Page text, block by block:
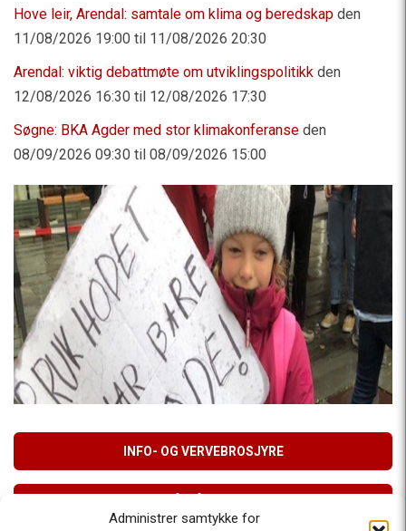
Administrer samtykke for
Hove leir, Arendal: samtale om klima og beredskap den
11/08/2026 19:00 til 11/08/2026 20:30
Arendal: viktig debattmøte om utviklingspolitikk den
12/08/2026 16:30 til 12/08/2026 17:30
Søgne: BKA Agder med stor klimakonferanse den
08/09/2026 09:30 til 08/09/2026 15:00
INFO- OG VERVEBROSJYRE